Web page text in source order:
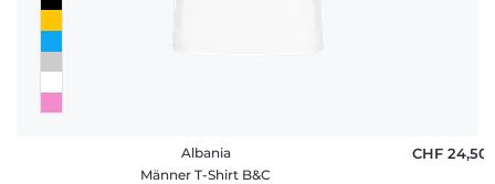
Albania
Männer T-Shirt B&C
CHF 24,50